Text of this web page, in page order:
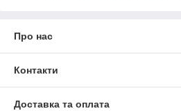
Про нас
Контакти
Доставка та оплата